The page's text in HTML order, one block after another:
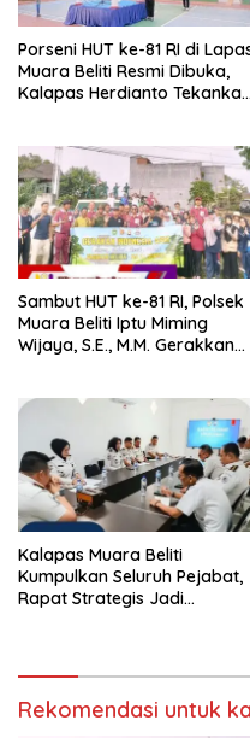
Porseni HUT ke-81 RI di
Muara Beliti Resmi Dibuka,
Kalapas Herdianto Tekankan
Sambut HUT ke-81 RI, Polsek
Muara Beliti Iptu Miming
Wijaya, S.E., M.M. Gerakkan
Kalapas Muara Beliti
Kumpulkan Seluruh Pejabat,
Rapat Strategis Jadi
Rekomendasi untuk